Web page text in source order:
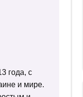
года, с
и мире.